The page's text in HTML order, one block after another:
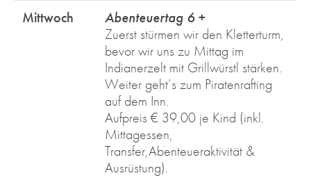
Mittwoch
Abenteuertag 6 +
Zuerst stürmen wir den Kletterturm,
bevor wir uns zu Mittag im
Indianerzelt mit Grillwürstl stärken.
Weiter geht’s zum Piratenrafting
auf dem Inn.
Aufpreis € 39,00 je Kind (inkl.
Mittagessen,
Transfer,Abenteueraktivität &
Ausrüstung).